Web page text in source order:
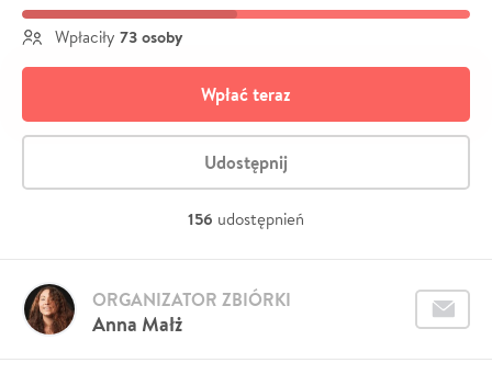
Wpłaciły 73 osoby
Wpłać teraz
Udostępnij
156 udostępnień
Anna Małż
ORGANIZATOR ZBIÓRKI